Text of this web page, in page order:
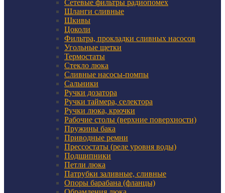
Сетевые фильтры радиопомех
Шланги сливные
Шкивы
Цоколи
Фильтра, прокладки сливных насосов
Угольные щетки
Термостаты
Стекло люка
Сливные насосы-помпы
Сальники
Ручки дозатора
Ручки таймера, селектора
Ручки люка, крючки
Рабочие столы (верхние поверхности)
Пружины бака
Приводные ремни
Прессостаты (реле уровня воды)
Подшипники
Петли люка
Патрубки заливные, сливные
Опоры барабана (фланцы)